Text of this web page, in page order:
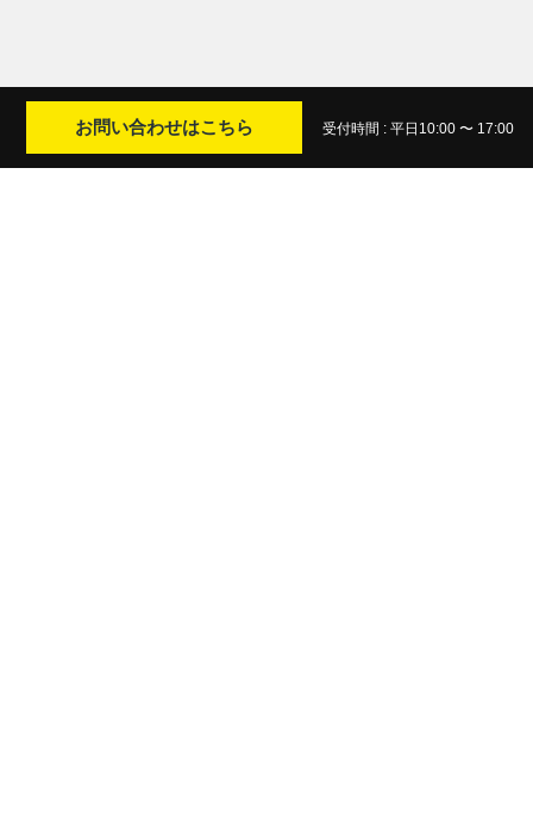
お問い合わせはこちら 受付時間 : 平日10:00 〜 17:00